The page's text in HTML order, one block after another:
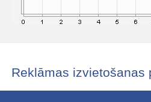
Reklāmas izvietošanas